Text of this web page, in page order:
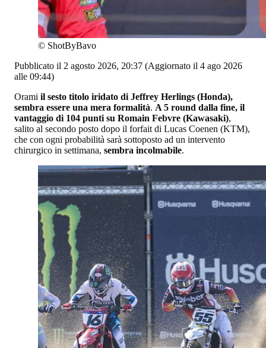
© ShotByBavo
Pubblicato il 2 agosto 2026, 20:37 (Aggiornato il 4 ago 2026
alle 09:44)
Orami il sesto titolo iridato di Jeffrey Herlings (Honda),
sembra essere una mera formalità. A 5 round dalla fine, il
vantaggio di 104 punti su Romain Febvre (Kawasaki),
salito al secondo posto dopo il forfait di Lucas Coenen (KTM),
che con ogni probabilità sarà sottoposto ad un intervento
chirurgico in settimana, sembra incolmabile.